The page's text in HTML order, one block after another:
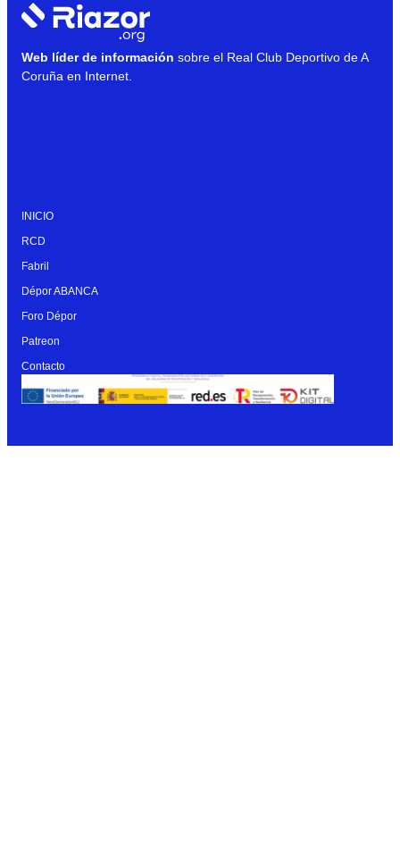
Web líder de información sobre el Real Club Deportivo de A
Coruña en Internet.
INICIO
RCD
Fabril
Dépor ABANCA
Foro Dépor
Patreon
Contacto